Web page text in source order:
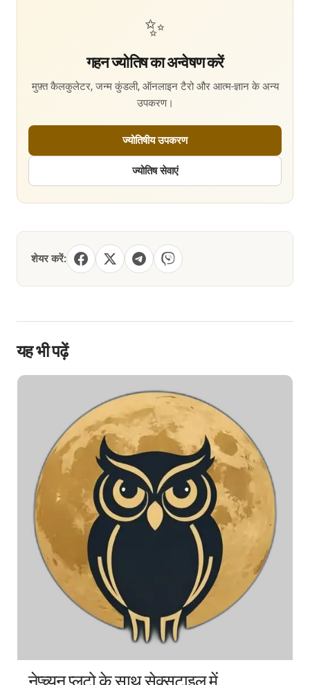
✨
गहन ज्योतिष का अन्वेषण करें
मुफ़्त कैलकुलेटर, जन्म कुंडली, ऑनलाइन टैरो और आत्म-ज्ञान के अन्य
उपकरण।
ज्योतिषीय उपकरण
ज्योतिष सेवाएं
शेयर करें:
यह भी पढ़ें
नेप्च्यून प्लूटो के साथ सेक्सटाइल में